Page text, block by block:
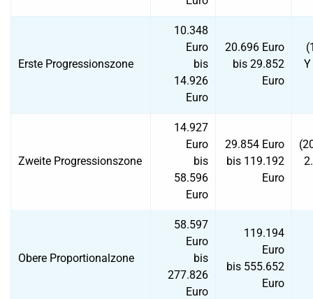
Erste Progressionszone
10.348
Euro
bis
14.926
Euro
20.696 Euro
bis 29.852
Euro
Zweite Progressionszone
14.927
Euro
bis
58.596
Euro
29.854 Euro
bis 119.192
Euro
Obere Proportionalzone
58.597
Euro
bis
277.826
Euro
119.194
Euro
bis 555.652
Euro